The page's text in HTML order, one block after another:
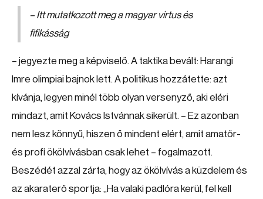
– Itt mutatkozott meg a magyar virtus és
fifikásság
– jegyezte meg a képviselő. A taktika bevált: Harangi
Imre olimpiai bajnok lett. A politikus hozzátette: azt
kívánja, legyen minél több olyan versenyző, aki eléri
mindazt, amit Kovács Istvánnak sikerült. – Ez azonban
nem lesz könnyű, hiszen ő mindent elért, amit amatőr-
és profi ökölvívásban csak lehet – fogalmazott.
Beszédét azzal zárta, hogy az ökölvívás a küzdelem és
az akaraterő sportja: „Ha valaki padlóra kerül, fel kell